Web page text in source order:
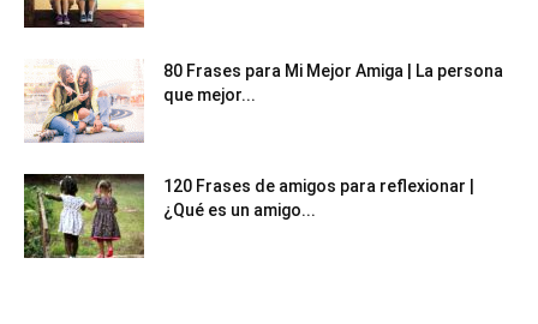
80 Frases para Mi Mejor Amiga | La persona
que mejor...
120 Frases de amigos para reflexionar |
¿Qué es un amigo...